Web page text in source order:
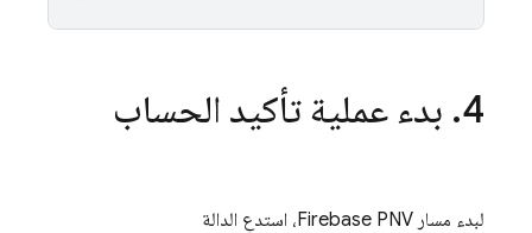
4
. بدء عملية تأكيد الحساب
لبدء مسار Firebase PNV، استدعِ الدالة